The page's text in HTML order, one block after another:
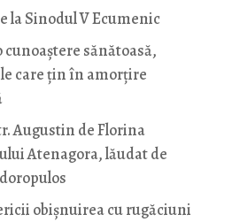
la Sinodul V Ecumenic
sănătoasă,
care țin în amorțire
Augustin de Florina
Atenagora, lăudat de
obișnuirea cu rugăciuni